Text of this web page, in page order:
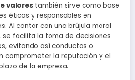
valores también sirve como base
éticas y responsables en
Al contar con una brújula moral
facilita la toma de decisiones
evitando así conductas o
comprometer la reputación y el
de la empresa.